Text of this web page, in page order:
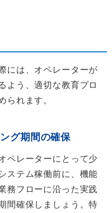
には、オペレーターが
よう、適切な教育プロ
られます。
グ期間の確保
ペレーターにとって少
ステム稼働前に、機能
務フローに沿った実践
間確保しましょう。特